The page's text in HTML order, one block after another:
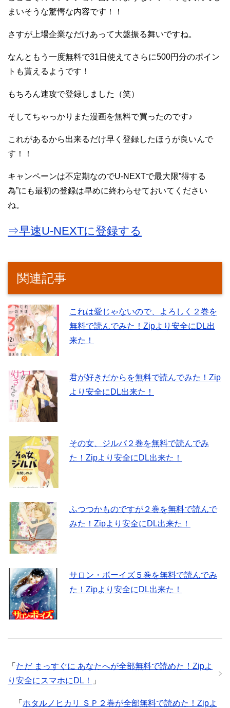
まいそうな驚愕な内容です！！
さすが上場企業なだけあって大盤振る舞いですね。
なんともう一度無料で31日使えてさらに500円分のポイン
トも貰えるようです！
もちろん速攻で登録しました（笑）
そしてちゃっかりまた漫画を無料で買ったのです♪
これがあるから出来るだけ早く登録したほうが良いんで
す！！
キャンペーンは不定期なのでU-NEXTで最大限”得する
為”にも最初の登録は早めに終わらせておいてください
ね。
⇒早速U-NEXTに登録する
関連記事
これは愛じゃないので、よろしく２巻を
無料で読んでみた！Zipより安全にDL出
来た！
君が好きだからを無料で読んでみた！Zip
より安全にDL出来た！
その女、ジルバ２巻を無料で読んでみ
た！Zipより安全にDL出来た！
ふつつかものですが２巻を無料で読んで
みた！Zipより安全にDL出来た！
サロン・ボーイズ５巻を無料で読んでみ
た！Zipより安全にDL出来た！
「 ただ まっすぐに あなたへが全部無料で読めた！Zipよ
り安全にスマホにDL！
」
「 ホタルノヒカリ ＳＰ２巻が全部無料で読めた！Zipよ